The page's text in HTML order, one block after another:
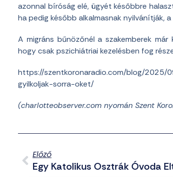
azonnal bíróság elé, ügyét későbbre
ha pedig később alkalmasnak nyilvánítják,
A migráns bűnözőnél a szakemberek
hogy csak pszichiátriai kezelésben fog
https://szentkoronaradio.com/blog/2025/
gyilkoljak-sorra-oket/
(charlotteobserver.com nyomán Szent
Előző